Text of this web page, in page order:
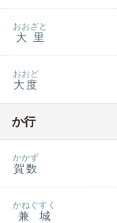
大里
おおざと
大度
おおど
か行
賀数
かかず
兼城
かねぐすく